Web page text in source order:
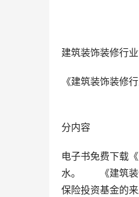
《建筑装饰装修
电子书免费下载
水。　　《建筑
保险投资基金的